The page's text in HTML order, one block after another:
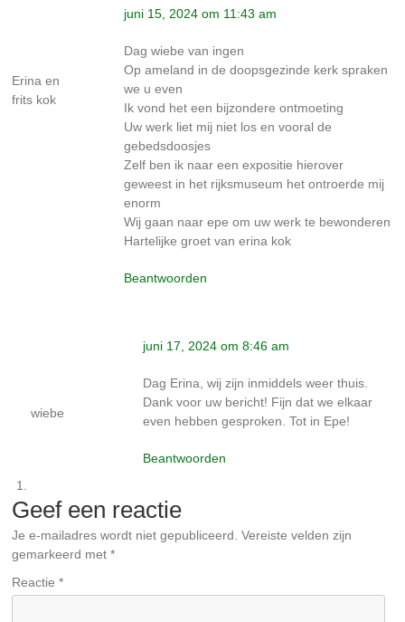
Erina en
frits kok
juni 15, 2024 om 11:43 am
Dag wiebe van ingen
Op ameland in de doopsgezinde kerk spraken
we u even
Ik vond het een bijzondere ontmoeting
Uw werk liet mij niet los en vooral de
gebedsdoosjes
Zelf ben ik naar een expositie hierover
geweest in het rijksmuseum het ontroerde mij
enorm
Wij gaan naar epe om uw werk te bewonderen
Hartelijke groet van erina kok
Beantwoorden
wiebe
juni 17, 2024 om 8:46 am
Dag Erina, wij zijn inmiddels weer thuis.
Dank voor uw bericht! Fijn dat we elkaar
even hebben gesproken. Tot in Epe!
Beantwoorden
Geef een reactie
Je e-mailadres wordt niet gepubliceerd. Vereiste velden zijn
gemarkeerd met*
Reactie*